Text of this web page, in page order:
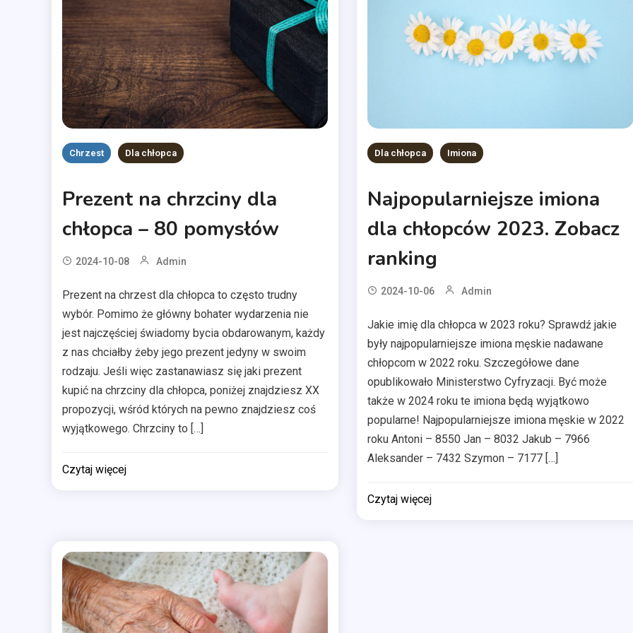
Chrzest Dla chłopca
Prezent na chrzciny dla
chłopca – 80 pomysłów
2024-10-08 Admin
Prezent na chrzest dla chłopca to często trudny
wybór. Pomimo że główny bohater wydarzenia nie
jest najczęściej świadomy bycia obdarowanym, każdy
z nas chciałby żeby jego prezent jedyny w swoim
rodzaju. Jeśli więc zastanawiasz się jaki prezent
kupić na chrzciny dla chłopca, poniżej znajdziesz XX
propozycji, wśród których na pewno znajdziesz coś
wyjątkowego. Chrzciny to […]
Czytaj więcej
Dla chłopca Imiona
Najpopularniejsze imiona
dla chłopców 2023. Zobacz
ranking
2024-10-06 Admin
Jakie imię dla chłopca w 2023 roku? Sprawdź jakie
były najpopularniejsze imiona męskie nadawane
chłopcom w 2022 roku. Szczegółowe dane
opublikowało Ministerstwo Cyfryzacji. Być może
także w 2024 roku te imiona będą wyjątkowo
popularne! Najpopularniejsze imiona męskie w 2022
roku Antoni – 8550 Jan – 8032 Jakub – 7966
Aleksander – 7432 Szymon – 7177 […]
Czytaj więcej